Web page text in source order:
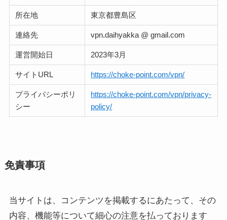
所在地 東京都豊島区
連絡先 vpn.daihyakka @ gmail.com
運営開始日 2023年3月
サイトURL https://choke-point.com/vpn/
プライバシーポリ
シー
https://choke-point.com/vpn/privacy-
policy/
免責事項
当サイトは、コンテンツを掲載するにあたって、その
内容、機能等について細心の注意を払っております